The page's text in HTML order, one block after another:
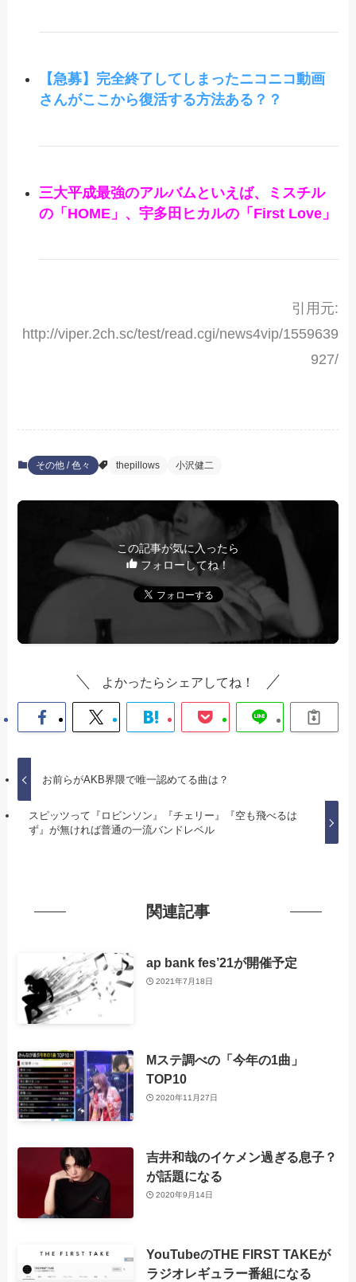
【急募】完全終了してしまったニコニコ動画
さんがここから復活する方法ある？？
三大平成最強のアルバムといえば、ミスチル
の「HOME」、宇多田ヒカルの「First Love」
引用元:
http://viper.2ch.sc/test/read.cgi/news4vip/1559639
927/
その他 / 色々 thepillows 小沢健二
この記事が気に入ったら
フォローしてね！
よかったらシェアしてね！
お前らがAKB界隈で唯一認めてる曲は？
スピッツって『ロビンソン』『チェリー』『空も飛べるは
ず』が無ければ普通の一流バンドレベル
関連記事
ap bank fes’21が開催予定
2021年7月18日
Mステ調べの「今年の1曲」
TOP10
2020年11月27日
吉井和哉のイケメン過ぎる息子？
が話題になる
2020年9月14日
YouTubeのTHE FIRST TAKEが
ラジオレギュラー番組になる